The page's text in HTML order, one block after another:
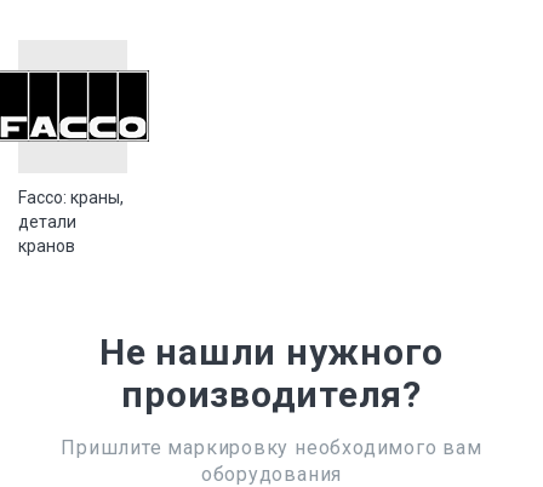
Facco: краны,
детали
кранов
Не нашли нужного
производителя?
Пришлите маркировку необходимого вам
оборудования